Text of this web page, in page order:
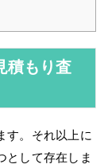
積もり査
す。それ以上に
として存在しま